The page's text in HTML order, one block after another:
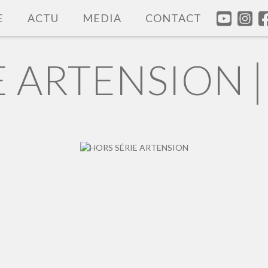
ACTU MEDIA CONTACT
ARTENSION |